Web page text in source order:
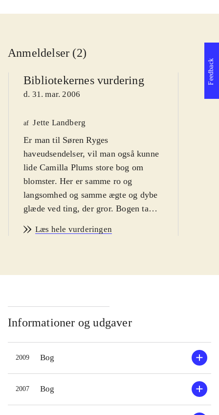
Anmeldelser (2)
Bibliotekernes vurdering
d. 31. mar. 2006
af Jette Landberg
Er man til Søren Ryges
haveudsendelser, vil man også kunne
lide Camilla Plums store bog om
blomster. Her er samme ro og
langsomhed og samme ægte og dybe
glæde ved ting, der gror. Bogen tager
på Fuglebjerggaard ved Helsinge, og
en lille rækkehushave men en stor
det vil ikke være alt, man kan gøre
efter så langtfra. Men alligevel kan
bogen bruges også af almindelige
haveejere, for der er mange gode tips
om enkelte planter, der også kan
afprøves i mindre målestok, og det er
forfatterens egne personlige
Læs hele vurderingen
Informationer og udgaver
2009 Bog
2007 Bog
Feedback